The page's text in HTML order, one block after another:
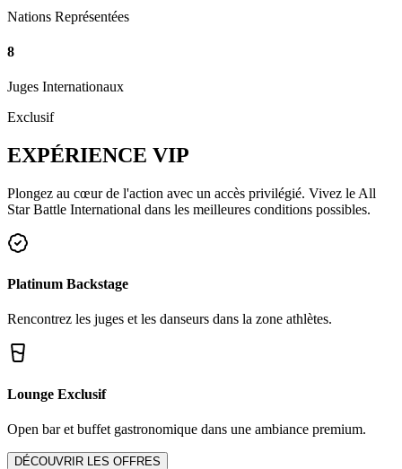
Nations Représentées
8
Juges Internationaux
Exclusif
EXPÉRIENCE VIP
Plongez au cœur de l'action avec un accès privilégié. Vivez le All
Star Battle International dans les meilleures conditions possibles.
Platinum Backstage
Rencontrez les juges et les danseurs dans la zone athlètes.
Lounge Exclusif
Open bar et buffet gastronomique dans une ambiance premium.
DÉCOUVRIR LES OFFRES